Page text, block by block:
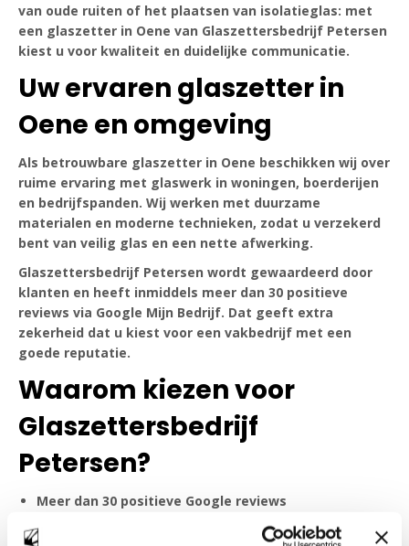
van oude ruiten of het plaatsen van isolatieglas: met
een glaszetter in Oene van Glaszettersbedrijf Petersen
kiest u voor kwaliteit en duidelijke communicatie.
Uw ervaren glaszetter in
Oene en omgeving
Als betrouwbare glaszetter in Oene beschikken wij over
ruime ervaring met glaswerk in woningen, boerderijen
en bedrijfspanden. Wij werken met duurzame
materialen en moderne technieken, zodat u verzekerd
bent van veilig glas en een nette afwerking.
Glaszettersbedrijf Petersen wordt gewaardeerd door
klanten en heeft inmiddels meer dan 30 positieve
reviews via Google Mijn Bedrijf. Dat geeft extra
zekerheid dat u kiest voor een vakbedrijf met een
goede reputatie.
Waarom kiezen voor
Glaszettersbedrijf
Petersen?
Meer dan 30 positieve Google reviews
10 jaar garantie op dubbel en isolatieglas